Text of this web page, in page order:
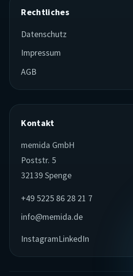
Rechtliches
Datenschutz
Impressum
AGB
Kontakt
memida GmbH
Poststr. 5
32139 Spenge
+49 5225 86 28 21 7
info@memida.de
InstagramLinkedIn